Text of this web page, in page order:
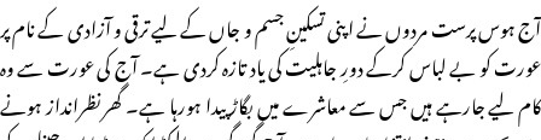
آج ہوس پرست مردوں نے اپنی تسکینِ جسم و جاں کے لیے ترقی و آزادی کے نام پر
عورت کو بے لباس کرکے دورِ جاہلیت کی یاد تازہ کردی ہے۔ آج کی عورت سے وہ
کام لیے جارہے ہیں جس سے معاشرے میں بگاڑ پیدا ہورہا ہے۔ گھر نظرانداز ہونے